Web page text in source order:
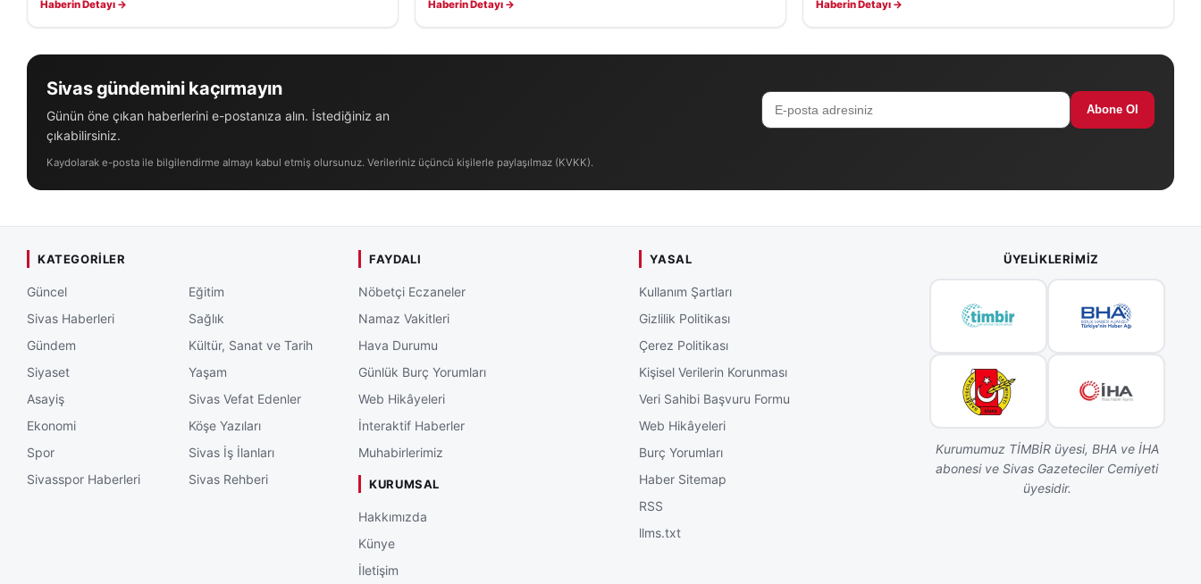
Haberin Detayı → Haberin Detayı → Haberin Detayı →
Sivas gündemini kaçırmayın
Günün öne çıkan haberlerini e-postanıza alın. İstediğiniz an
çıkabilirsiniz.
Abone Ol
Kaydolarak e-posta ile bilgilendirme almayı kabul etmiş olursunuz. Verileriniz üçüncü kişilerle paylaşılmaz (KVKK).
KATEGORILER
Güncel
Sivas Haberleri
Gündem
Siyaset
Asayiş
Ekonomi
Spor
Sivasspor Haberleri
Eğitim
Sağlık
Kültür, Sanat ve Tarih
Yaşam
Sivas Vefat Edenler
Köşe Yazıları
Sivas İş İlanları
Sivas Rehberi
FAYDALI
Nöbetçi Eczaneler
Namaz Vakitleri
Hava Durumu
Günlük Burç Yorumları
Web Hikâyeleri
İnteraktif Haberler
Muhabirlerimiz
KURUMSAL
Hakkımızda
Künye
İletişim
YASAL
Kullanım Şartları
Gizlilik Politikası
Çerez Politikası
Kişisel Verilerin Korunması
Veri Sahibi Başvuru Formu
Web Hikâyeleri
Burç Yorumları
Haber Sitemap
RSS
llms.txt
ÜYELIKLERIMIZ
Kurumumuz TİMBİR üyesi, BHA ve İHA
abonesi ve Sivas Gazeteciler Cemiyeti
üyesidir.